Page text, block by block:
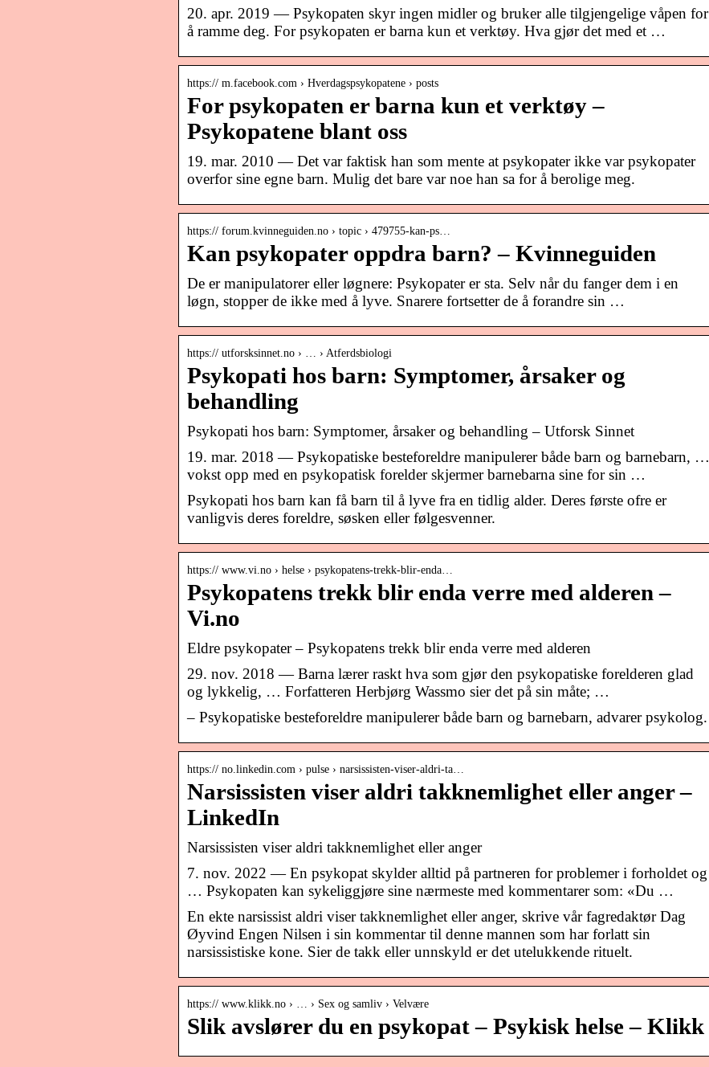
20. apr. 2019 — Psykopaten skyr ingen midler og bruker alle tilgjengelige våpen for
å ramme deg. For psykopaten er barna kun et verktøy. Hva gjør det med et …
https:// m.facebook.com › Hverdagspsykopatene › posts
For psykopaten er barna kun et verktøy –
Psykopatene blant oss
19. mar. 2010 — Det var faktisk han som mente at psykopater ikke var psykopater
overfor sine egne barn. Mulig det bare var noe han sa for å berolige meg.
https:// forum.kvinneguiden.no › topic › 479755-kan-ps…
Kan psykopater oppdra barn? – Kvinneguiden
De er manipulatorer eller løgnere: Psykopater er sta. Selv når du fanger dem i en
løgn, stopper de ikke med å lyve. Snarere fortsetter de å forandre sin …
https:// utforsksinnet.no › … › Atferdsbiologi
Psykopati hos barn: Symptomer, årsaker og
behandling
Psykopati hos barn: Symptomer, årsaker og behandling – Utforsk Sinnet
19. mar. 2018 — Psykopatiske besteforeldre manipulerer både barn og barnebarn, …
vokst opp med en psykopatisk forelder skjermer barnebarna sine for sin …
Psykopati hos barn kan få barn til å lyve fra en tidlig alder. Deres første ofre er
vanligvis deres foreldre, søsken eller følgesvenner.
https:// www.vi.no › helse › psykopatens-trekk-blir-enda…
Psykopatens trekk blir enda verre med alderen –
Vi.no
Eldre psykopater – Psykopatens trekk blir enda verre med alderen
29. nov. 2018 — Barna lærer raskt hva som gjør den psykopatiske forelderen glad
og lykkelig, … Forfatteren Herbjørg Wassmo sier det på sin måte; …
– Psykopatiske besteforeldre manipulerer både barn og barnebarn, advarer psykolog.
https:// no.linkedin.com › pulse › narsissisten-viser-aldri-ta…
Narsissisten viser aldri takknemlighet eller anger –
LinkedIn
Narsissisten viser aldri takknemlighet eller anger
7. nov. 2022 — En psykopat skylder alltid på partneren for problemer i forholdet og
… Psykopaten kan sykeliggjøre sine nærmeste med kommentarer som: «Du …
En ekte narsissist aldri viser takknemlighet eller anger, skrive vår fagredaktør Dag
Øyvind Engen Nilsen i sin kommentar til denne mannen som har forlatt sin
narsissistiske kone. Sier de takk eller unnskyld er det utelukkende rituelt.
https:// www.klikk.no › … › Sex og samliv › Velvære
Slik avslører du en psykopat – Psykisk helse – Klikk